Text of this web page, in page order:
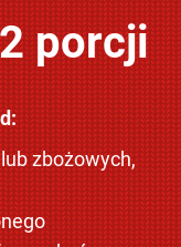
porcji
zbożowych,